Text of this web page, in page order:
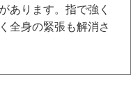
あります。指で強く
全身の緊張も解消さ